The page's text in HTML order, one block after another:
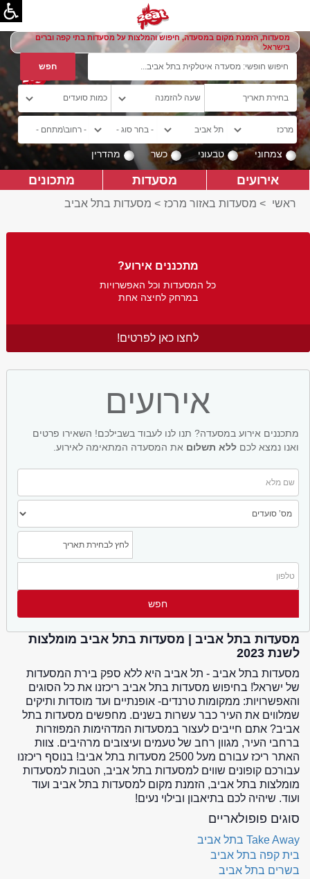
מסעדות, הזמנת מקום במסעדה, חיפוש והמלצות על מסעדות בתי קפה וברים
בישראל
צמחוני טבעוני כשר מהדרין
אירועים מסעדות מתכונים
ראשי > מסעדות באזור מרכז > מסעדות בתל אביב
מתכננים אירוע?
כל המסעדות וכל האפשרויות
במרחק לחיצה אחת
לחצו כאן לפרטים!
אירועים
מתכננים אירוע במסעדה? תנו לנו לעבוד בשבילכם! השאירו פרטים
ואנו נמצא לכם ללא תשלום את המסעדה המתאימה לאירוע.
מסעדות בתל אביב | מסעדות בתל אביב מומלצות
לשנת 2023
מסעדות בתל אביב - תל אביב היא ללא ספק בירת המסעדות
של ישראל! בחיפוש מסעדות בתל אביב ריכזנו את כל הסוגים
והאפשרויות: ממקומות טרנדים- אופנתיים ועד מוסדות ותיקים
שמלווים את העיר כבר עשרות בשנים. מחפשים מסעדות בתל
אביב? אתם חייבים לעצור במסעדות המדהימות המפוזרות
ברחבי העיר, מגוון רחב של טעמים ועיצובים מרהיבים. צוות
האתר ריכז עבורם מעל 2500 מסעדות בתל אביב! בנוסף ריכזנו
עבורכם קופונים שווים למסעדות בתל אביב, הטבות למסעדות
מומלצות בתל אביב, הזמנת מקום למסעדות בתל אביב ועוד
ועוד. שיהיה לכם בתיאבון ובילוי נעים!
סוגים פופולאריים
Take Away בתל אביב
בית קפה בתל אביב
בשרים בתל אביב